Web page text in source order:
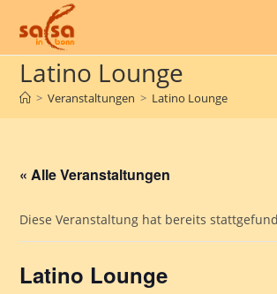
Latino Lounge
> Veranstaltungen > Latino Lounge
« Alle Veranstaltungen
Diese Veranstaltung hat bereits
Latino Lounge